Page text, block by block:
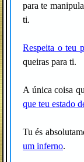
para te
ti.
Respeita o teu
queiras para ti.
A única coisa
que teu estado
Tu és
um inferno.